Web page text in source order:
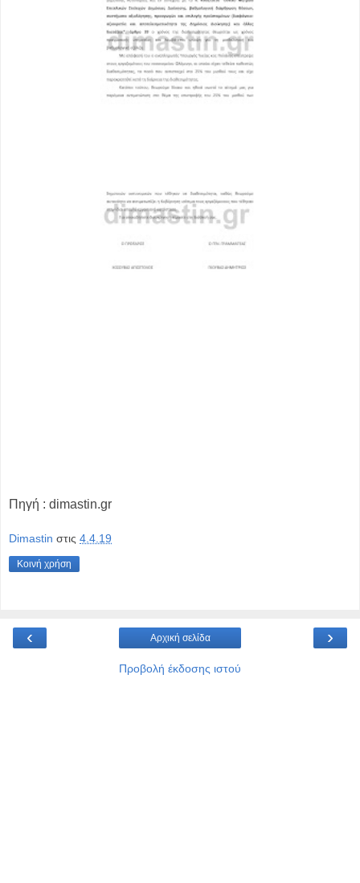
Πηγή : dimastin.gr
Dimastin στις 4.4.19
Κοινή χρήση
‹ ›
Αρχική σελίδα
Προβολή έκδοσης ιστού